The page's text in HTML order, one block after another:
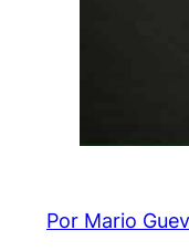
Por Mario